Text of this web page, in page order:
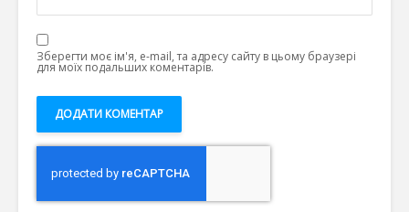
Зберегти моє ім'я, e-mail, та адресу сайту в цьому браузері
для моїх подальших коментарів.